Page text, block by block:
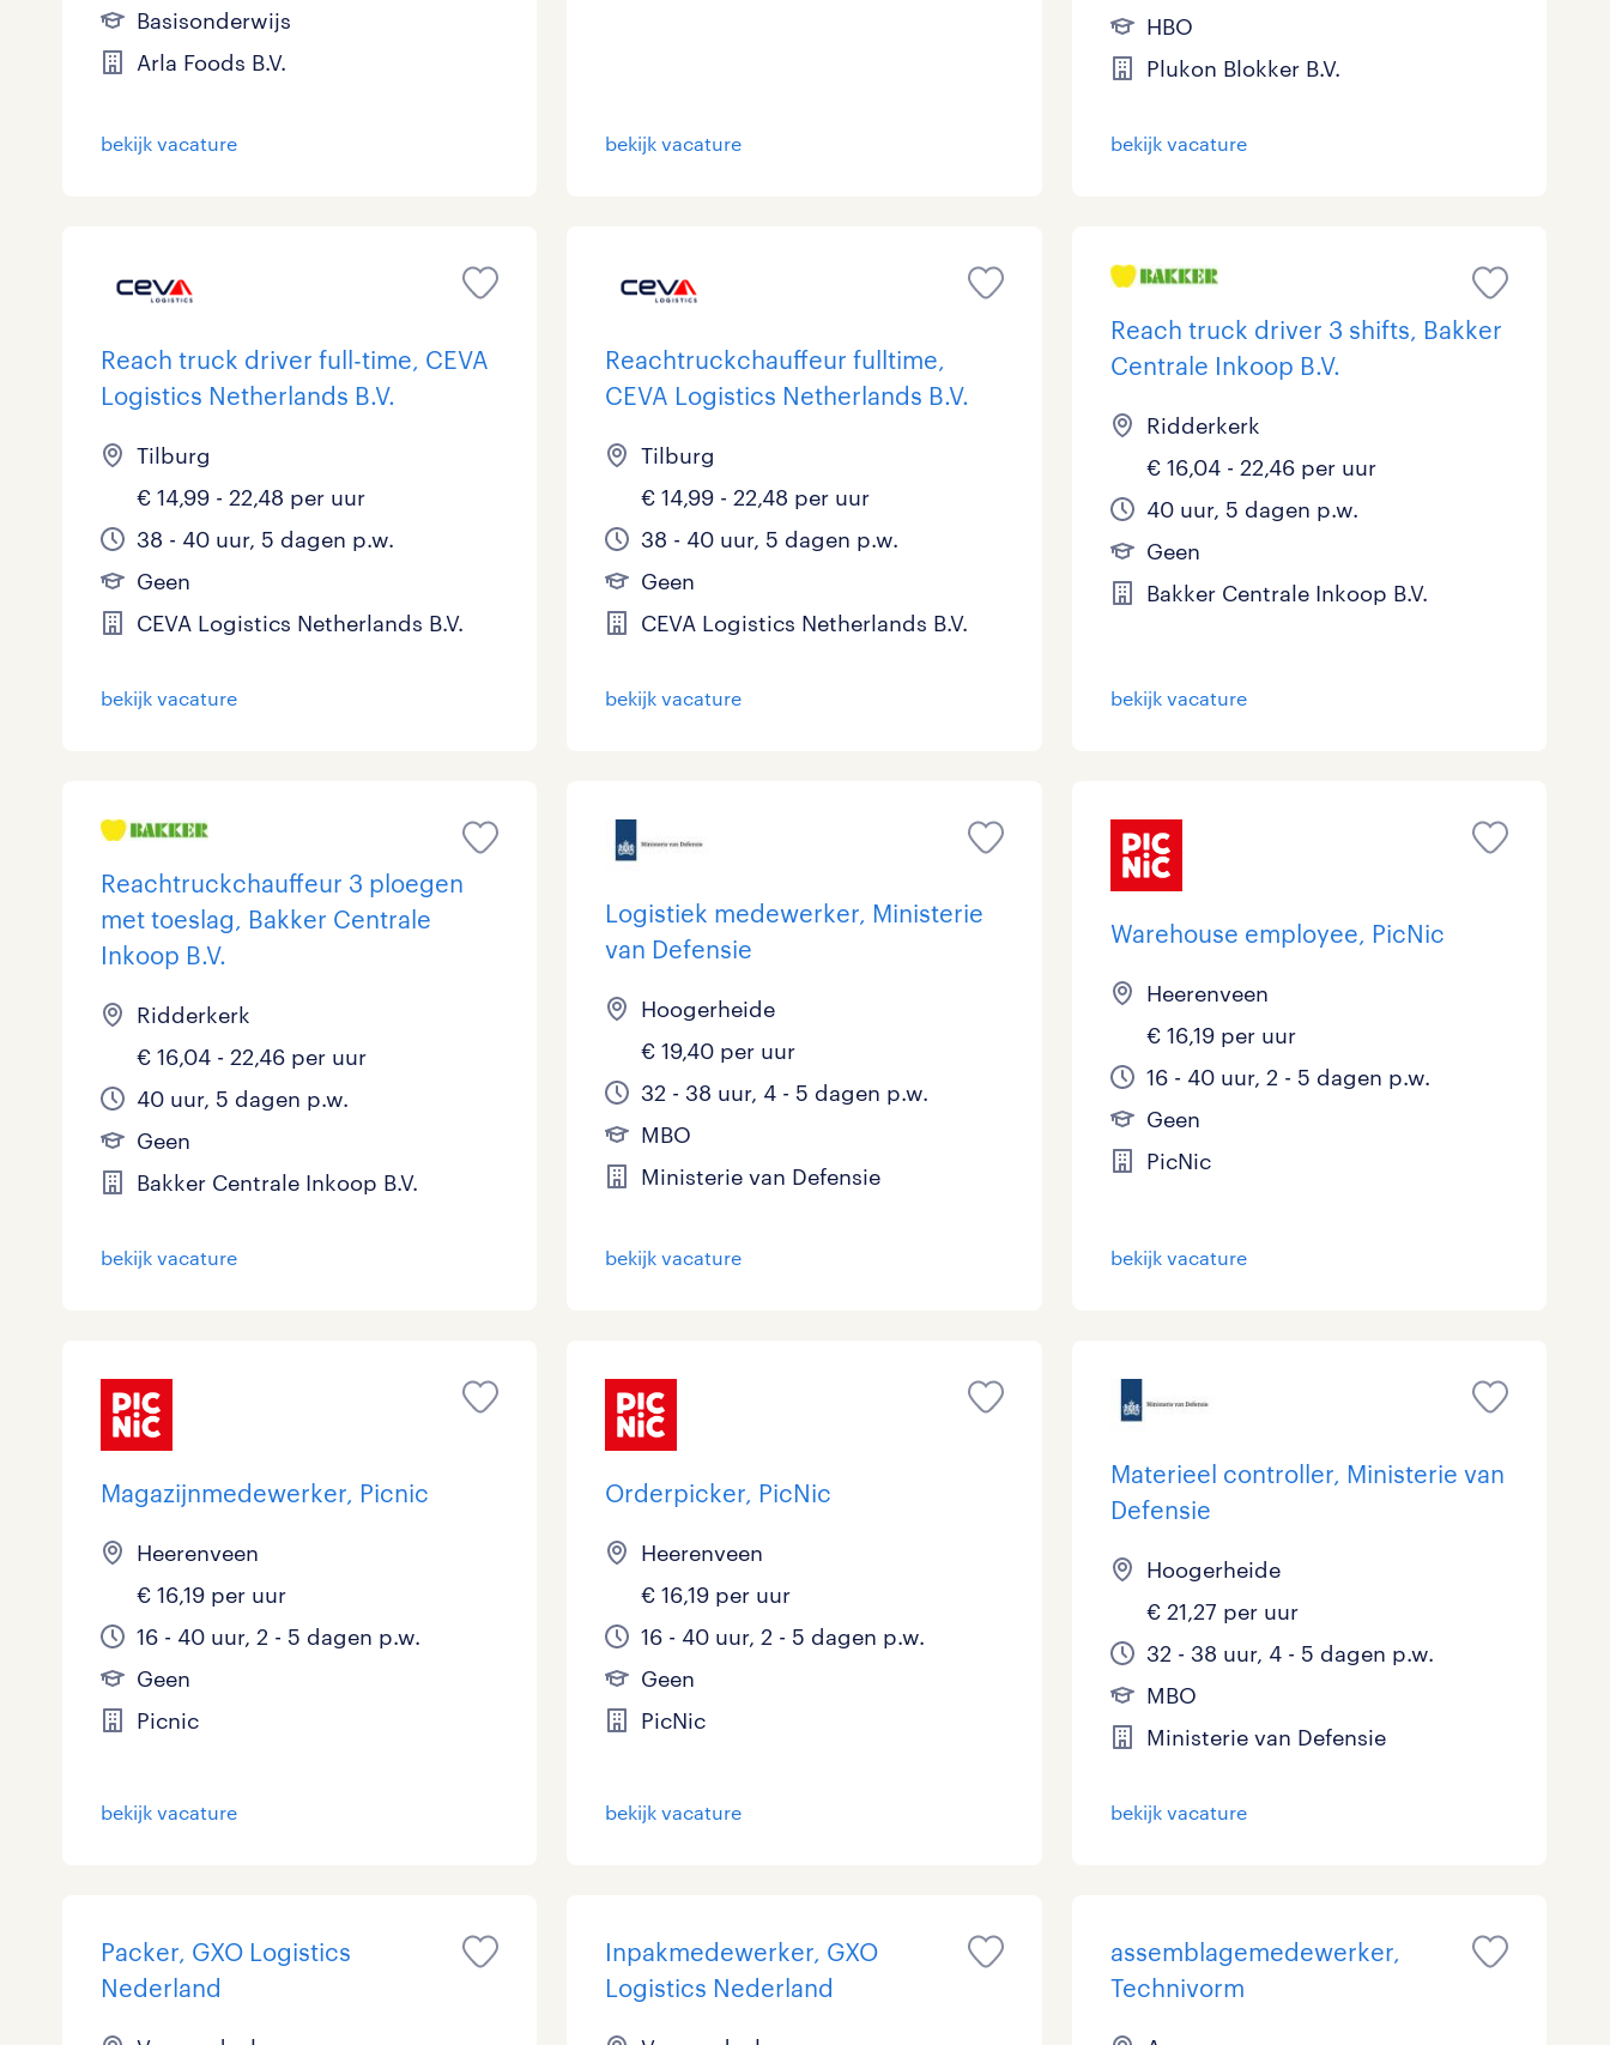
Basisonderwijs
Arla Foods B.V.
bekijk vacature bekijk vacature
HBO
Plukon Blokker B.V.
bekijk vacature
Reach truck driver full-time, CEVA
Logistics Netherlands B.V.
Tilburg
€ 14,99 - 22,48 per uur
38 - 40 uur, 5 dagen p.w.
Geen
CEVA Logistics Netherlands B.V.
bekijk vacature
Reachtruckchauffeur fulltime,
CEVA Logistics Netherlands B.V.
Tilburg
€ 14,99 - 22,48 per uur
38 - 40 uur, 5 dagen p.w.
Geen
CEVA Logistics Netherlands B.V.
bekijk vacature
Reach truck driver 3 shifts, Bakker
Centrale Inkoop B.V.
Ridderkerk
€ 16,04 - 22,46 per uur
40 uur, 5 dagen p.w.
Geen
Bakker Centrale Inkoop B.V.
bekijk vacature
Reachtruckchauffeur 3 ploegen
met toeslag, Bakker Centrale
Inkoop B.V.
Ridderkerk
€ 16,04 - 22,46 per uur
40 uur, 5 dagen p.w.
Geen
Bakker Centrale Inkoop B.V.
bekijk vacature
Logistiek medewerker, Ministerie
van Defensie
Hoogerheide
€ 19,40 per uur
32 - 38 uur, 4 - 5 dagen p.w.
MBO
Ministerie van Defensie
bekijk vacature
Warehouse employee, PicNic
Heerenveen
€ 16,19 per uur
16 - 40 uur, 2 - 5 dagen p.w.
Geen
PicNic
bekijk vacature
Magazijnmedewerker, Picnic
Heerenveen
€ 16,19 per uur
16 - 40 uur, 2 - 5 dagen p.w.
Geen
Picnic
bekijk vacature
Orderpicker, PicNic
Heerenveen
€ 16,19 per uur
16 - 40 uur, 2 - 5 dagen p.w.
Geen
PicNic
bekijk vacature
Materieel controller, Ministerie van
Defensie
Hoogerheide
€ 21,27 per uur
32 - 38 uur, 4 - 5 dagen p.w.
MBO
Ministerie van Defensie
bekijk vacature
Packer, GXO Logistics
Nederland
Inpakmedewerker, GXO
Logistics Nederland
assemblagemedewerker,
Technivorm